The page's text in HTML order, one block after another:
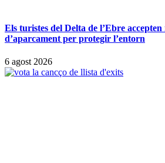
Els turistes del Delta de l’Ebre
d’aparcament per protegir l’entorn
6 agost 2026